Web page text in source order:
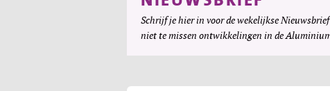
Schrijf je hier in voor de wekelijkse
niet te missen ontwikkelingen in de